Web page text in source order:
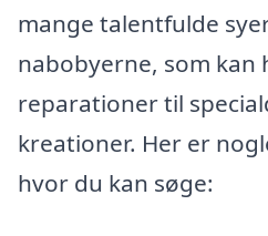
mange talentfulde
nabobyerne, som
reparationer til
kreationer. Her er
hvor du kan søge: